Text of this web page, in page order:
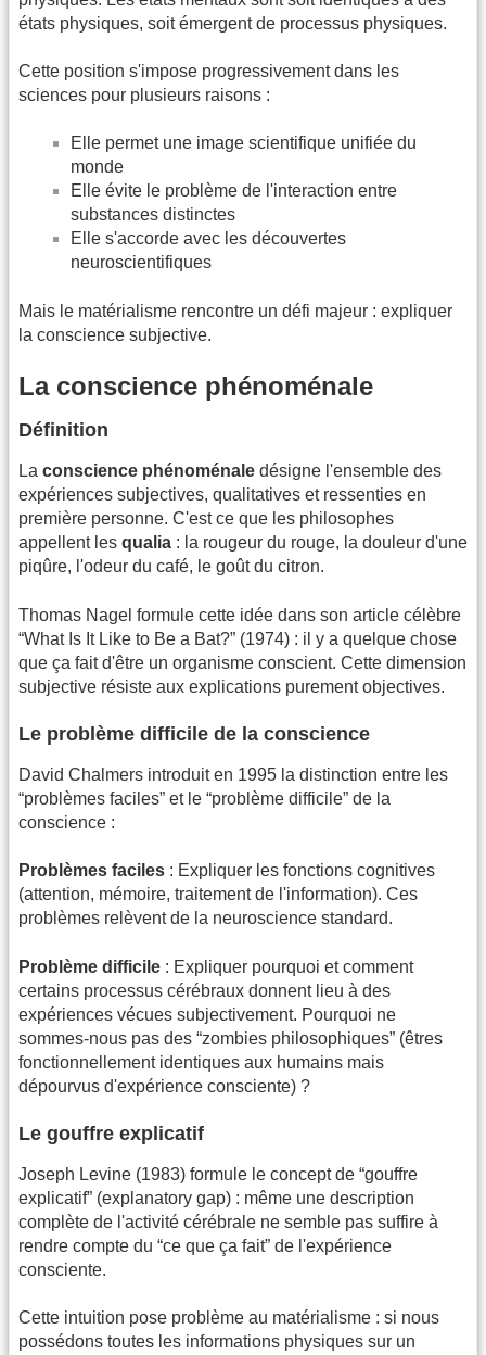
états physiques, soit émergent de processus physiques.
Cette position s'impose progressivement dans les
sciences pour plusieurs raisons :
Elle permet une image scientifique unifiée du
monde
Elle évite le problème de l'interaction entre
substances distinctes
Elle s'accorde avec les découvertes
neuroscientifiques
Mais le matérialisme rencontre un défi majeur : expliquer
la conscience subjective.
La conscience phénoménale
Définition
La conscience phénoménale désigne l'ensemble des
expériences subjectives, qualitatives et ressenties en
première personne. C'est ce que les philosophes
appellent les qualia : la rougeur du rouge, la douleur d'une
piqûre, l'odeur du café, le goût du citron.
Thomas Nagel formule cette idée dans son article célèbre
“What Is It Like to Be a Bat?” (1974) : il y a quelque chose
que ça fait d'être un organisme conscient. Cette dimension
subjective résiste aux explications purement objectives.
Le problème difficile de la conscience
David Chalmers introduit en 1995 la distinction entre les
“problèmes faciles” et le “problème difficile” de la
conscience :
Problèmes faciles : Expliquer les fonctions cognitives
(attention, mémoire, traitement de l'information). Ces
problèmes relèvent de la neuroscience standard.
Problème difficile : Expliquer pourquoi et comment
certains processus cérébraux donnent lieu à des
expériences vécues subjectivement. Pourquoi ne
sommes-nous pas des “zombies philosophiques” (êtres
fonctionnellement identiques aux humains mais
dépourvus d'expérience consciente) ?
Le gouffre explicatif
Joseph Levine (1983) formule le concept de “gouffre
explicatif” (explanatory gap) : même une description
complète de l'activité cérébrale ne semble pas suffire à
rendre compte du “ce que ça fait” de l'expérience
consciente.
Cette intuition pose problème au matérialisme : si nous
possédons toutes les informations physiques sur un